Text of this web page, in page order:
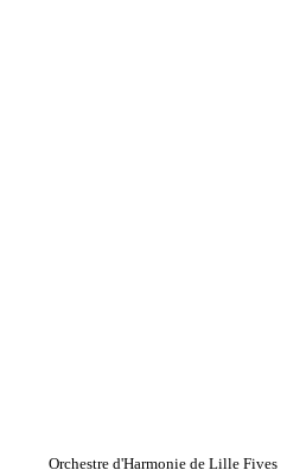
Orchestre d'Harmonie de Lille Fives